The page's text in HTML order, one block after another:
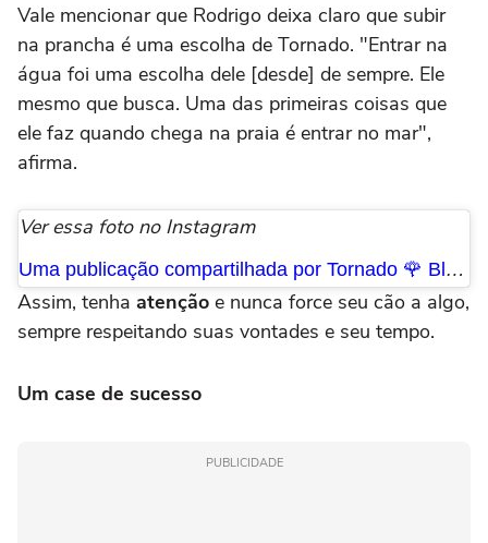
Vale mencionar que Rodrigo deixa claro que subir
na prancha é uma escolha de Tornado. "Entrar na
água foi uma escolha dele [desde] de sempre. Ele
mesmo que busca. Uma das primeiras coisas que
ele faz quando chega na praia é entrar no mar",
afirma.
Ver essa foto no Instagram
Uma publicação compartilhada por Tornado 🌹 Blue Heeler © (@torblueheeler)
Assim, tenha atenção e nunca force seu cão a algo,
sempre respeitando suas vontades e seu tempo.
Um case de sucesso
PUBLICIDADE